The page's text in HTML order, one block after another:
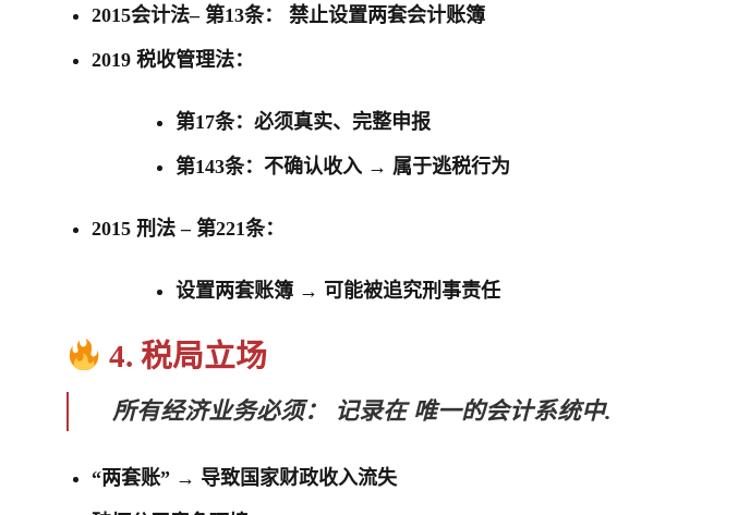
2015会计法– 第13条： 禁止设置两套会计账簿
2019 税收管理法：
第17条：必须真实、完整申报
第143条：不确认收入 → 属于逃税行为
2015 刑法 – 第221条：
设置两套账簿 → 可能被追究刑事责任
4. 税局立场
所有经济业务必须： 记录在 唯一的会计系统中.
“两套账” → 导致国家财政收入流失